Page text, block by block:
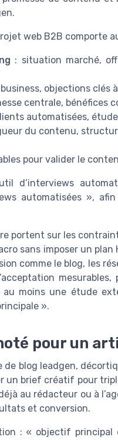
web B2B comporte
: situation marché,
objections clés
centrale, bénéfices
automatisées,
du contenu,
pour valider le
d’interviews
automatisées »,
portent sur les
sans imposer un
comme le blog, les
moins une étude
».
pour un
blog leadgen,
brief créatif pour
au rédacteur ou à
et conversion.
: « objectif principal